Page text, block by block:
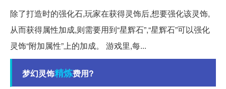
除了打造时的强化石,玩家在获得灵饰后,想要强化该灵饰,
从而获得属性加成,则需要用到“星辉石”,“星辉石”可以强化
灵饰“附加属性”上的加成。 游戏里,每...
梦幻灵饰精炼费用?